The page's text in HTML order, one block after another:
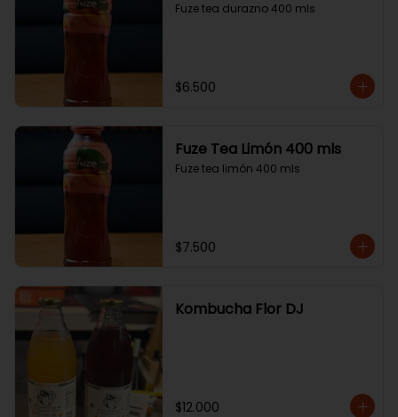
Fuze tea durazno 400 mls
$6.500
Fuze Tea Limón 400 mls
Fuze tea limón 400 mls
$7.500
Kombucha Flor DJ
$12.000